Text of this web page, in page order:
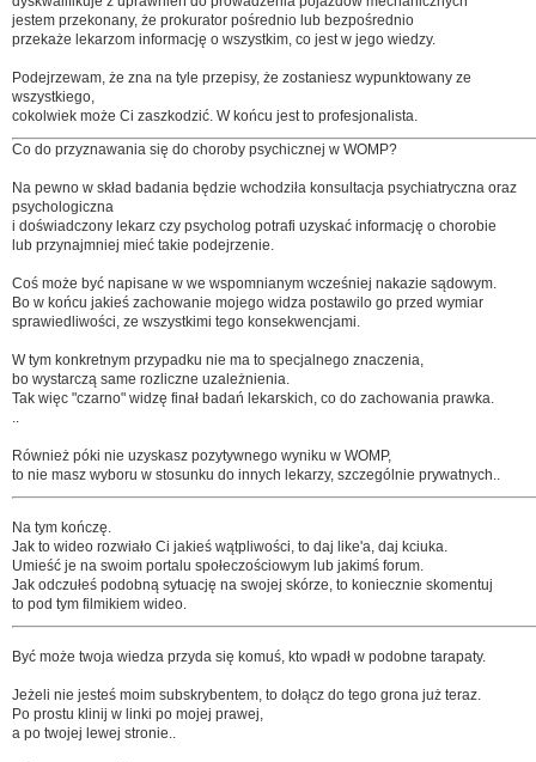
jestem przekonany, że prokurator pośrednio lub bezpośrednio
przekaże lekarzom informację o wszystkim, co jest w jego wiedzy.
Podejrzewam, że zna na tyle przepisy, że zostaniesz wypunktowany ze
wszystkiego,
cokolwiek może Ci zaszkodzić. W końcu jest to profesjonalista.
Co do przyznawania się do choroby psychicznej w WOMP?
Na pewno w skład badania będzie wchodziła konsultacja psychiatryczna oraz
psychologiczna
i doświadczony lekarz czy psycholog potrafi uzyskać informację o chorobie
lub przynajmniej mieć takie podejrzenie.
Coś może być napisane w we wspomnianym wcześniej nakazie sądowym.
Bo w końcu jakieś zachowanie mojego widza postawilo go przed wymiar
sprawiedliwości, ze wszystkimi tego konsekwencjami.
W tym konkretnym przypadku nie ma to specjalnego znaczenia,
bo wystarczą same rozliczne uzależnienia.
Tak więc "czarno" widzę finał badań lekarskich, co do zachowania prawka.
..
Również póki nie uzyskasz pozytywnego wyniku w WOMP,
to nie masz wyboru w stosunku do innych lekarzy, szczególnie prywatnych..
Na tym kończę.
Jak to wideo rozwiało Ci jakieś wątpliwości, to daj like'a, daj kciuka.
Umieść je na swoim portalu społeczościowym lub jakimś forum.
Jak odczułeś podobną sytuację na swojej skórze, to koniecznie skomentuj
to pod tym filmikiem wideo.
Być może twoja wiedza przyda się komuś, kto wpadł w podobne tarapaty.
Jeżeli nie jesteś moim subskrybentem, to dołącz do tego grona już teraz.
Po prostu klinij w linki po mojej prawej,
a po twojej lewej stronie..